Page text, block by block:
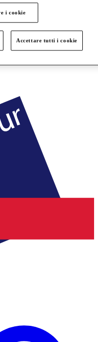
i cookie
Accettare tutti i cookie